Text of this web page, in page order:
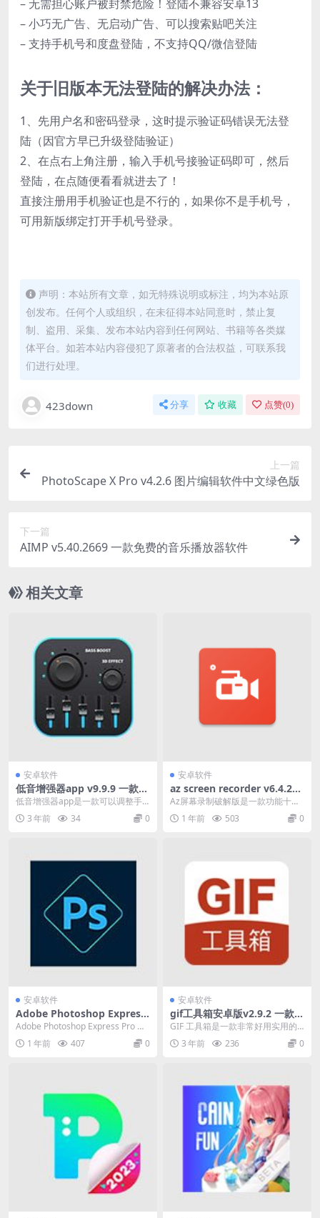
– 无需担心账户被封禁危险！登陆不兼容安卓13
– 小巧无广告、无启动广告、可以搜索贴吧关注
– 支持手机号和度盘登陆，不支持QQ/微信登陆
关于旧版本无法登陆的解决办法：
1、先用户名和密码登录，这时提示验证码错误无法登
陆（因官方早已升级登陆验证）
2、在点右上角注册，输入手机号接验证码即可，然后
登陆，在点随便看看就进去了！
直接注册用手机验证也是不行的，如果你不是手机号，
可用新版绑定打开手机号登录。
声明：本站所有文章，如无特殊说明或标注，均为本站原
创发布。任何个人或组织，在未征得本站同意时，禁止复
制、盗用、采集、发布本站内容到任何网站、书籍等各类媒
体平台。如若本站内容侵犯了原著者的合法权益，可联系我
们进行处理。
423down 分享 收藏 点赞(0)
上一篇
PhotoScape X Pro v4.2.6 图片编辑软件中文绿色版
下一篇
AIMP v5.40.2669 一款免费的音乐播放器软件
相关文章
安卓软件
低音增强器app v9.9.9 一款可
以调整手机音频的软件
低音增强器app是一款可以调整手
机音频的软件。 它具有均衡器和音
量调节功能，可以...
3 年前 34 0
安卓软件
az screen recorder v6.4.2下
载（安卓录屏软件，解锁高级
版）
Az屏幕录制破解版是一款功能十分
强大支持录制暂停与恢复的手机录
屏软件,还拥有各种...
1 年前 503 0
安卓软件
Adobe Photoshop Express
v17.7.8安卓PS神器，解锁高
级版
Adobe Photoshop Express Pro 是
全球闻名的 Adobe...
1 年前 407 0
安卓软件
gif工具箱安卓版v2.9.2 一款非
常好用实用的GIF动画编辑软
件
GIF 工具箱是一款非常好用实用的G
IF动画编辑软件。 使用这款软件，
您可以自由...
3 年前 236 0